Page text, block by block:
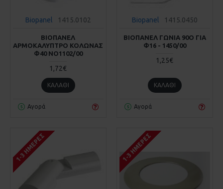
Biopanel 1415.0102
ΒΙΟΠΑΝΕΛ
ΑΡΜΟΚΑΛΥΠΤΡΟ ΚΟΛΩΝΑΣ
Φ40 NO1102/00
1,72€
ΚΑΛΆΘΙ
Αγορά
Biopanel 1415.0450
ΒΙΟΠΑΝΕΛ ΓΩΝΙΑ 90Ο ΓΙΑ
Φ16 - 1450/00
1,25€
ΚΑΛΆΘΙ
Αγορά
1-3 ΗΜΈΡΕΣ 1-3 ΗΜΈΡΕΣ